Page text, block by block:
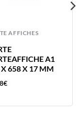
AFFICHES
A1
658 X 17 MM
€